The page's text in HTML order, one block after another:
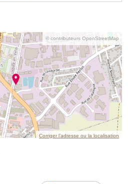
© contributeurs OpenStreetMap
Corriger l’adresse ou la localisation